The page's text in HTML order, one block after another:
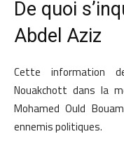
De quoi
Abdel Aziz
Cette information
Nouakchott dans la
Mohamed Ould
ennemis politiques.